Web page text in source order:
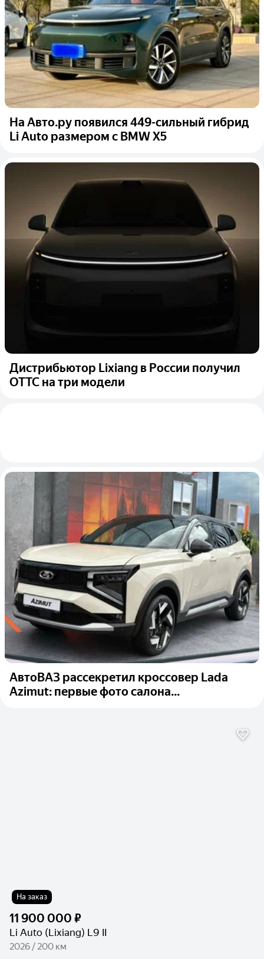
На Авто.ру появился 449-сильный гибрид
Li Auto размером с BMW X5
Дистрибьютор Lixiang в России получил
ОТТС на три модели
АвтоВАЗ рассекретил кроссовер Lada
Azimut: первые фото салона...
На заказ
11 900 000 ₽
Li Auto (Lixiang) L9 II
2026 / 200 км